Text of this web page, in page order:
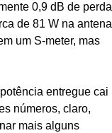
0,9 dB de perda
de 81 W na antena
um S-meter, mas
entregue cai
números, claro,
mais alguns